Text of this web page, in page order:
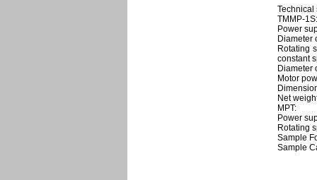
Technical
TMMP-1S:
Power
Diameter
Rotating
constant
Diameter
Motor
Net
MPT:
Power
Rotating
Sample
Sample